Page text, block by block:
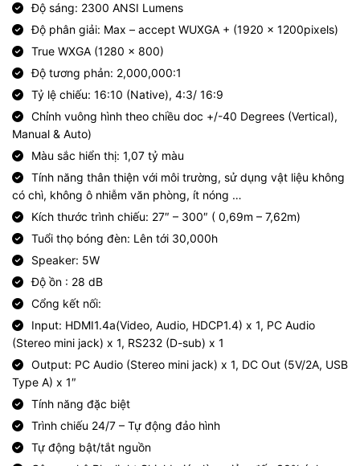
Độ sáng: 2300 ANSI Lumens
Độ phân giải: Max – accept WUXGA + (1920 x 1200pixels)
True WXGA (1280 x 800)
Độ tương phản: 2,000,000:1
Tỷ lệ chiếu: 16:10 (Native), 4:3/ 16:9
Chỉnh vuông hình theo chiều doc +/-40 Degrees (Vertical),
Manual & Auto)
Màu sắc hiển thị: 1,07 tỷ màu
Tính năng thân thiện với môi trường, sử dụng vật liệu không
có chì, không ô nhiễm văn phòng, ít nóng …
Kích thước trình chiếu: 27″ – 300″ ( 0,69m – 7,62m)
Tuổi thọ bóng đèn: Lên tới 30,000h
Speaker: 5W
Độ ồn : 28 dB
Cổng kết nối:
Input: HDMI1.4a(Video, Audio, HDCP1.4) x 1, PC Audio
(Stereo mini jack) x 1, RS232 (D-sub) x 1
Output: PC Audio (Stereo mini jack) x 1, DC Out (5V/2A, USB
Type A) x 1″
Tính năng đặc biệt
Trình chiếu 24/7 – Tự động đảo hình
Tự động bật/tắt nguồn